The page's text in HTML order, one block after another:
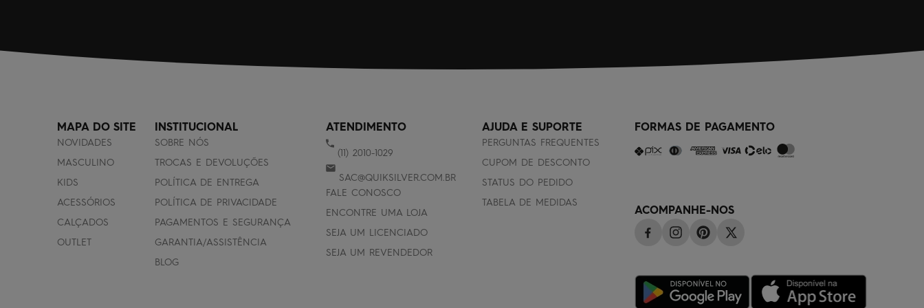
MAPA DO SITE
NOVIDADES
MASCULINO
KIDS
ACESSÓRIOS
CALÇADOS
OUTLET
INSTITUCIONAL
SOBRE NÓS
TROCAS E DEVOLUÇÕES
POLÍTICA DE ENTREGA
POLÍTICA DE PRIVACIDADE
PAGAMENTOS E SEGURANÇA
GARANTIA/ASSISTÊNCIA
BLOG
ATENDIMENTO
(11) 2010-1029
SAC@QUIKSILVER.COM.BR
FALE CONOSCO
ENCONTRE UMA LOJA
SEJA UM LICENCIADO
SEJA UM REVENDEDOR
AJUDA E SUPORTE
PERGUNTAS FREQUENTES
CUPOM DE DESCONTO
STATUS DO PEDIDO
TABELA DE MEDIDAS
FORMAS DE PAGAMENTO
ACOMPANHE-NOS